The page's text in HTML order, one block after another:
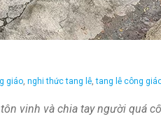
giáo nghi thức tang lễ ,tang lễ công
vinh và chia tay người quá